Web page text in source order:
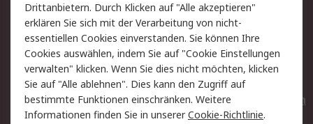
Rechtliches
AGB
Datenschutz
Cookie-Richtlinie
Zahlungsbedingungen
Copyright/Impressum
Entsorgung
Elektrogeräte/Batterien
Drittanbietern. Durch Klicken auf "Alle akzeptieren"
erklären Sie sich mit der Verarbeitung von nicht-
essentiellen Cookies einverstanden. Sie können Ihre
Cookies auswählen, indem Sie auf "Cookie Einstellungen
verwalten" klicken. Wenn Sie dies nicht möchten, klicken
Sie auf "Alle ablehnen". Dies kann den Zugriff auf
bestimmte Funktionen einschränken. Weitere
Informationen finden Sie in unsererCookie-Richtlinie.